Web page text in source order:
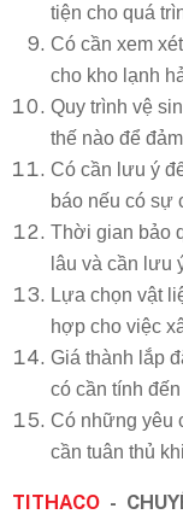
tiện cho quá
Có cần xem
cho kho lạnh
Quy trình vệ
thế nào để
Có cần lưu ý
báo nếu có sự
Thời gian bảo
lâu và cần lưu
Lựa chọn vật
hợp cho việc
Giá thành lắp
có cần tính
Có những yêu
cần tuân thủ
TITHACO -